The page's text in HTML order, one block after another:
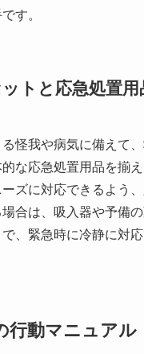
す。
トと応急処置用
怪我や病気に備えて
的な応急処置用品を揃
ズに対応できるよう
合は、吸入器や予備
、緊急時に冷静に対
行動マニュアル